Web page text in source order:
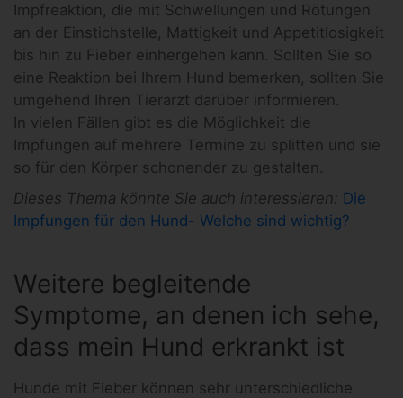
Impfreaktion, die mit Schwellungen und Rötungen
an der Einstichstelle, Mattigkeit und Appetitlosigkeit
bis hin zu Fieber einhergehen kann. Sollten Sie so
eine Reaktion bei Ihrem Hund bemerken, sollten Sie
umgehend Ihren Tierarzt darüber informieren.
In vielen Fällen gibt es die Möglichkeit die
Impfungen auf mehrere Termine zu splitten und sie
so für den Körper schonender zu gestalten.
Dieses Thema könnte Sie auch interessieren: Die
Impfungen für den Hund- Welche sind wichtig?
Weitere begleitende
Symptome, an denen ich sehe,
dass mein Hund erkrankt ist
Hunde mit Fieber können sehr unterschiedliche